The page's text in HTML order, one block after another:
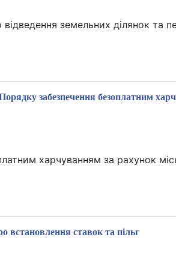
земельних ділянок та
забезпечення безоплатним
харчуванням за рахунок
встановлення ставок та пільг